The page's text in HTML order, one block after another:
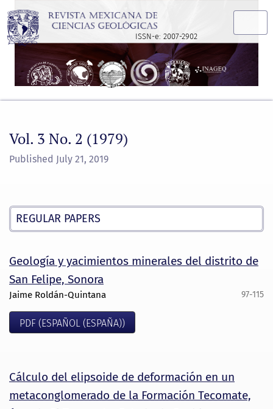
ISSN-e: 2007-2902
Vol. 3 No. 2 (1979)
Published July 21, 2019
REGULAR PAPERS
Geología y yacimientos minerales del distrito de
San Felipe, Sonora
Jaime Roldán-Quintana 97-115
PDF (ESPAÑOL (ESPAÑA))
Cálculo del elipsoide de deformación en un
metaconglomerado de la Formación Tecomate,